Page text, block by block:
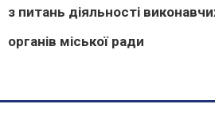
з питань діяльності
органів міської